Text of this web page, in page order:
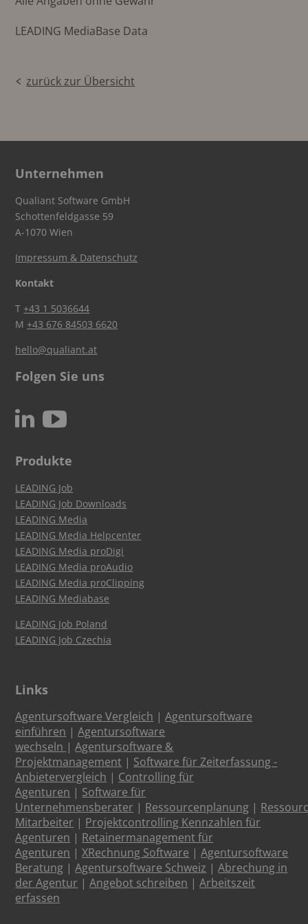
LEADING MediaBase Data
zurück zur Übersicht
Unternehmen
Qualiant Software GmbH
Schottenfeldgasse 59
A-1070 Wien
Impressum & Datenschutz
Kontakt
T+43 1 5036644
M+43 676 84503 6620
hello@qualiant.at
Folgen Sie uns
N c
Produkte
LEADING Job
LEADING Job Downloads
LEADING Media
LEADING Media Helpcenter
LEADING Media proDigi
LEADING Media proAudio
LEADING Media proClipping
LEADING Mediabase
LEADING Job Poland
LEADING Job Czechia
Links
Agentursoftware Vergleich |Agentursoftware
einführen |Agentursoftware
wechseln |Agentursoftware &
Projektmanagement | Software für Zeiterfassung -
Anbietervergleich | Controlling für
Agenturen | Software für
Unternehmensberater | Ressourcenplanung |
Mitarbeiter | Projektcontrolling Kennzahlen für
Agenturen | Retainermanagement für
Agenturen |XRechnung Software |Agentursoftware
Beratung |Agentursoftware Schweiz |Abrechung in
der Agentur |Angebot schreiben |Arbeitszeit
erfassen